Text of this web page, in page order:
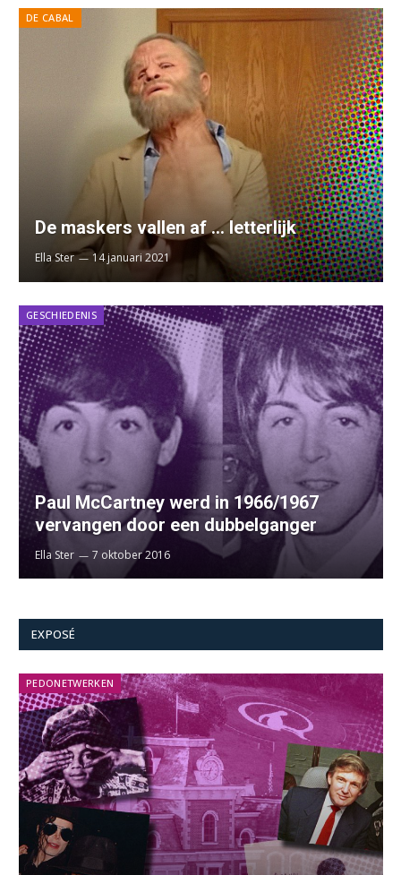
DE CABAL
De maskers vallen af … letterlijk
Ella Ster 14 januari 2021
GESCHIEDENIS
Paul McCartney werd in 1966/1967
vervangen door een dubbelganger
Ella Ster 7 oktober 2016
EXPOSÉ
PEDONETWERKEN